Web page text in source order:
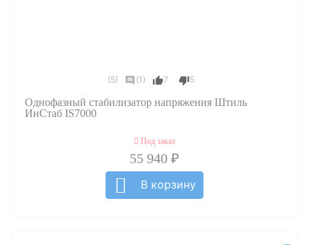
(5) (1) 7 5
Однофазный стабилизатор напряжения Штиль
ИнСтаб IS7000
Под заказ
55 940 ₽
В корзину